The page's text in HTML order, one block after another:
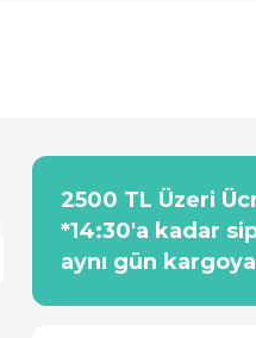
2500 TL Üzeri
*14:30'a kadar
aynı gün